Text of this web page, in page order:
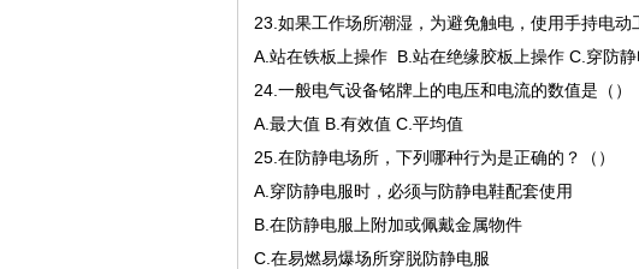
23.如果工作场所潮湿，为避免触电，使用手持电动
A.站在铁板上操作 B.站在绝缘胶板上操作 C.穿防
24.一般电气设备铭牌上的电压和电流的数值是（）
A.最大值 B.有效值 C.平均值
25.在防静电场所，下列哪种行为是正确的？（）
A.穿防静电服时，必须与防静电鞋配套使用
B.在防静电服上附加或佩戴金属物件
C.在易燃易爆场所穿脱防静电服